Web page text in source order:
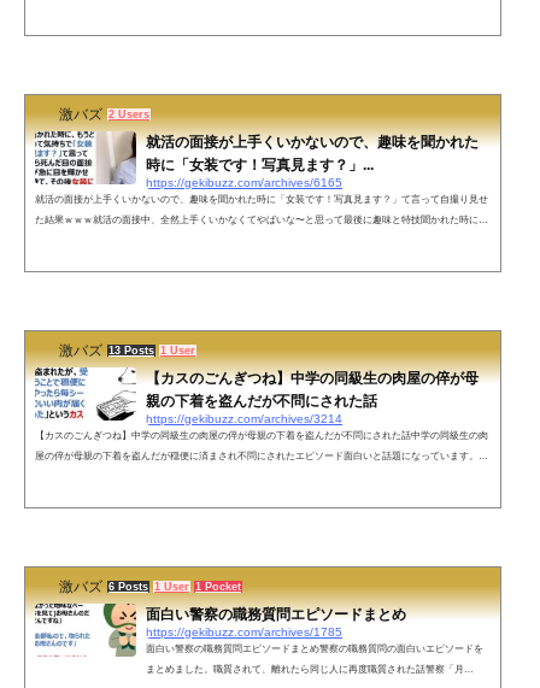
激バズ 2 Users
就活の面接が上手くいかないので、趣味を聞かれた
時に「女装です！写真見ます？」...
https://gekibuzz.com/archives/6165
就活の面接が上手くいかないので、趣味を聞かれた時に「女装です！写真見ます？」て言って自撮り見せ
た結果ｗｗｗ就活の面接中、全然上手くいかなくてやばいな〜と思って最後に趣味と特技聞かれた時に、
激バズ 13 Posts 1 User
【カスのごんぎつね】中学の同級生の肉屋の倅が母
親の下着を盗んだが不問にされた話
https://gekibuzz.com/archives/3214
【カスのごんぎつね】中学の同級生の肉屋の倅が母親の下着を盗んだが不問にされた話中学の同級生の肉
屋の倅が母親の下着を盗んだが穏便に済まされ不問にされたエピソード面白いと話題になっています。う
激バズ 6 Posts 1 User 1 Pocket
面白い警察の職務質問エピソードまとめ
https://gekibuzz.com/archives/1785
面白い警察の職務質問エピソードまとめ警察の職務質問の面白いエピソードを
まとめました。職質されて、離れたら同じ人に再度職質された話警察「月